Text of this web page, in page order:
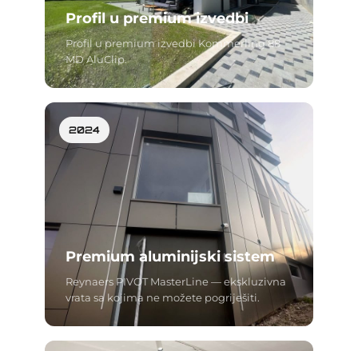
Profil u premium izvedbi
Profil u premium izvedbi Kommerling 88
MD AluClip.
2024
Premium aluminijski sistem
Reynaers PIVOT MasterLine — ekskluzivna
vrata sa kojima ne možete pogriješiti.